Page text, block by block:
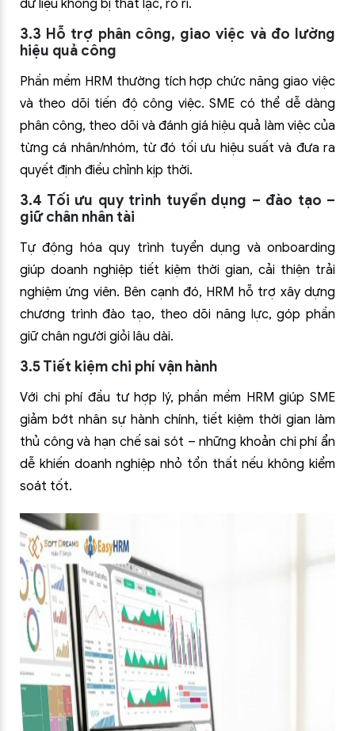
dữ liệu không bị thất lạc, rò rỉ.
3.3 Hỗ trợ phân công, giao việc và đo lường
hiệu quả công
Phần mềm HRM thường tích hợp chức năng giao việc
và theo dõi tiến độ công việc. SME có thể dễ dàng
phân công, theo dõi và đánh giá hiệu quả làm việc của
từng cá nhân/nhóm, từ đó tối ưu hiệu suất và đưa ra
quyết định điều chỉnh kịp thời.
3.4 Tối ưu quy trình tuyển dụng – đào tạo –
giữ chân nhân tài
Tự động hóa quy trình tuyển dụng và onboarding
giúp doanh nghiệp tiết kiệm thời gian, cải thiện trải
nghiệm ứng viên. Bên cạnh đó, HRM hỗ trợ xây dựng
chương trình đào tạo, theo dõi năng lực, góp phần
giữ chân người giỏi lâu dài.
3.5 Tiết kiệm chi phí vận hành
Với chi phí đầu tư hợp lý, phần mềm HRM giúp SME
giảm bớt nhân sự hành chính, tiết kiệm thời gian làm
thủ công và hạn chế sai sót – những khoản chi phí ẩn
dễ khiến doanh nghiệp nhỏ tổn thất nếu không kiểm
soát tốt.